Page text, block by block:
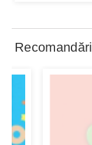
Recomandări